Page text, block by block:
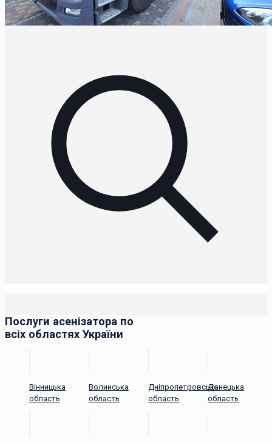
Послуги асенізатора по
всіх областях України
Вінницька
область
Волинська
область
Дніпропетровська
область
Донецька
область